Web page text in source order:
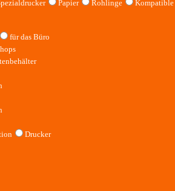
Papier Rohlinge
Kompatible
für das Büro
Drucker